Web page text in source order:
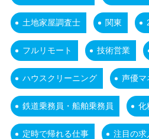
土地家屋調査士 関東
フルリモート 技術営業
ハウスクリーニング 声優マ
鉄道乗務員・船舶乗務員 化
定時で帰れる仕事 注目の求